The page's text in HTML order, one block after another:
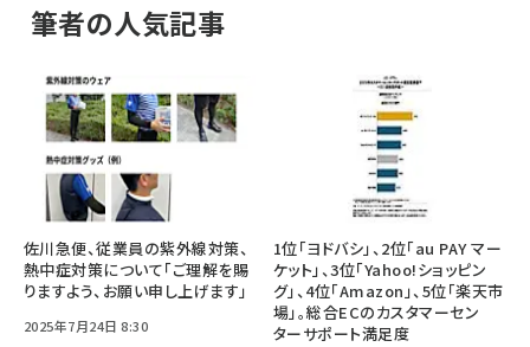
筆者の人気記事
佐川急便、従業員の紫外線対策、
熱中症対策について「ご理解を賜
りますよう、お願い申し上げます」
2025年7月24日 8:30
1位「ヨドバシ」、2位「au PAY マー
ケット」、3位「Yahoo!ショッピン
グ」、4位「Amazon」、5位「楽天市
場」。総合ECのカスタマーセン
ターサポート満足度